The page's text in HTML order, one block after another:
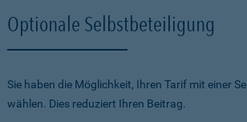
Optionale Selbstbeteiligung
Sie haben die Möglichkeit, Ihren Tarif mit einer
wählen. Dies reduziert Ihren Beitrag.